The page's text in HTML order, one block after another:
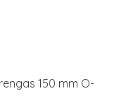
150 mm O-